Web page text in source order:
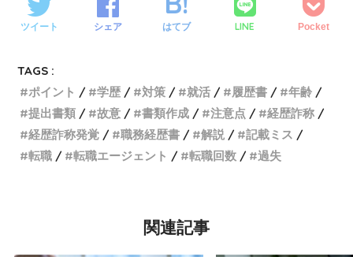
ツイート シェア はてブ LINE Pocket
TAGS :
ポイント
学歴 対策 就活 履歴書
年齢
提出書類
故意 書類作成 注意点
経歴詐称
経歴詐称発覚
職務経歴書 解説
記載ミス
転職
転職エージェント 転職回数 過失
関連記事